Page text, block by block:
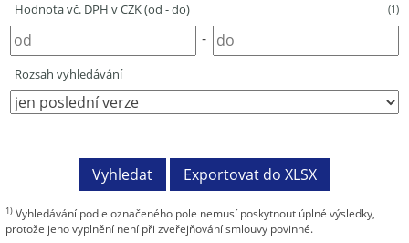
Hodnota vč. DPH v CZK (od - do) (1)
-
Rozsah vyhledávání
1) Vyhledávání podle označeného pole nemusí poskytnout úplné výsledky,
protože jeho vyplnění není při zveřejňování smlouvy povinné.